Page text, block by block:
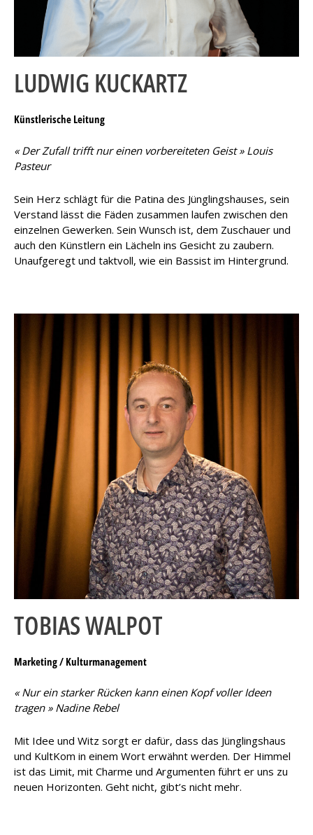
LUDWIG KUCKARTZ
Künstlerische Leitung
« Der Zufall trifft nur einen vorbereiteten Geist » Louis
Pasteur
Sein Herz schlägt für die Patina des Jünglingshauses, sein
Verstand lässt die Fäden zusammen laufen zwischen den
einzelnen Gewerken. Sein Wunsch ist, dem Zuschauer und
auch den Künstlern ein Lächeln ins Gesicht zu zaubern.
Unaufgeregt und taktvoll, wie ein Bassist im Hintergrund.
TOBIAS WALPOT
Marketing / Kulturmanagement
« Nur ein starker Rücken kann einen Kopf voller Ideen
tragen » Nadine Rebel
Mit Idee und Witz sorgt er dafür, dass das Jünglingshaus
und KultKom in einem Wort erwähnt werden. Der Himmel
ist das Limit, mit Charme und Argumenten führt er uns zu
neuen Horizonten. Geht nicht, gibt’s nicht mehr.